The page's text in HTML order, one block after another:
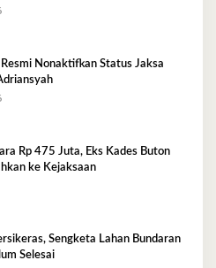
Nonaktifkan Status Jaksa
Rp 475 Juta, Eks Kades Buton
ke Kejaksaan
Sengketa Lahan Bundaran
Selesai